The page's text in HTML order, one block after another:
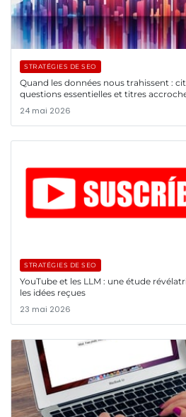
STRATÉGIES DE SEO
Quand les données nous trahissent :
questions essentielles et titres
24 mai 2026
STRATÉGIES DE SEO
YouTube et les LLM : une étude
les idées reçues
23 mai 2026